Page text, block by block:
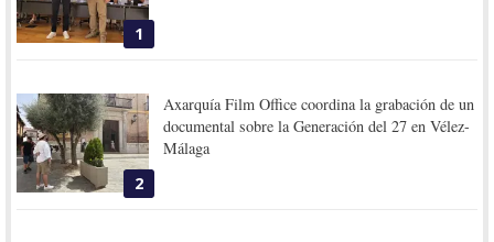
1
2
Axarquía Film Office coordina la grabación de un
documental sobre la Generación del 27 en Vélez-
Málaga